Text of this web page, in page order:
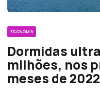
ECONOMIA
Dormidas
milhões, nos
meses de 2022